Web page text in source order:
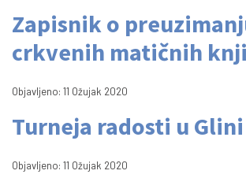
Zapisnik o
crkvenih matičnih
Objavljeno: 11 Ožujak 2020
Turneja radosti u Glini
Objavljeno: 11 Ožujak 2020